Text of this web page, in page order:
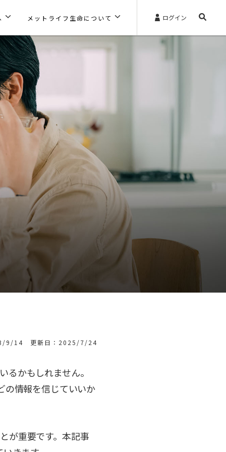
メットライフ生命について ログイン
9/14 更新日：2025/7/24
かもしれません。
の情報を信じていいか
が重要です。本記事